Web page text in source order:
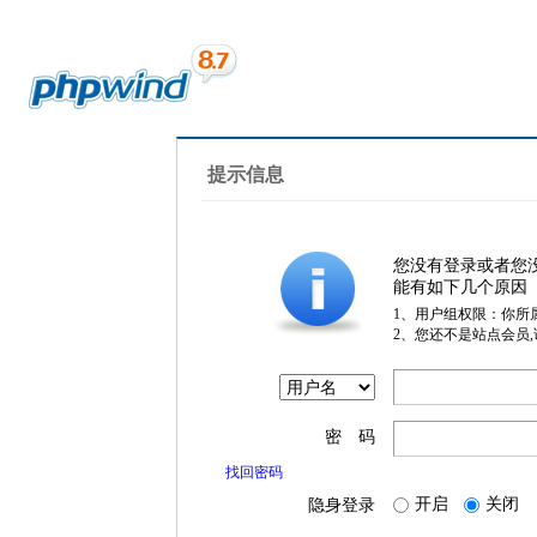
提示信息
您没有登录或者您
能有如下几个原因
1、用户组权限：你所
2、您还不是站点会员
密 码
找回密码
隐身登录 开启 关闭